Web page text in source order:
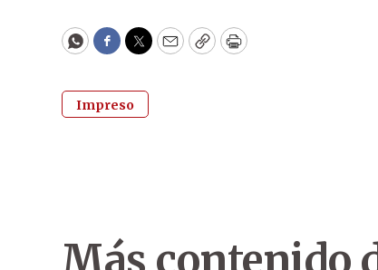
WhatsApp
Facebook
Twitter
EmailCopyPrint
Impreso